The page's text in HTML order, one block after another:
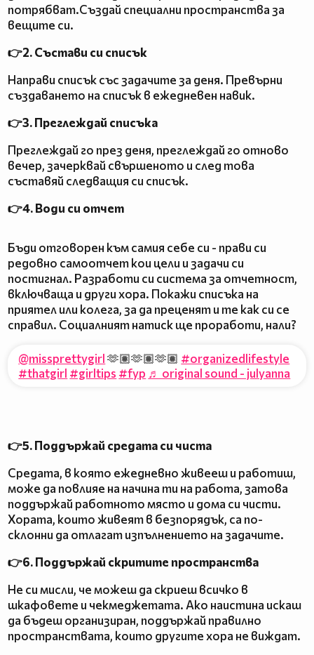
потрябват.Създай специални пространства за
вещите си.
👉2. Състави си списък
Направи списък със задачите за деня. Превърни
създаването на списък в ежедневен навик.
👉3. Преглеждай списъка
Преглеждай го през деня, преглеждай го отново
вечер, зачерквай свършеното и след това
съставяй следващия си списък.
👉4. Води си отчет
Бъди отговорен към самия себе си - прави си
редовно самоотчет кои цели и задачи си
постигнал. Разработи си система за отчетност,
включваща и други хора. Покажи списъка на
приятел или колега, за да преценят и те как си се
справил. Социалният натиск ще проработи, нали?
@missprettygirl🫶🏽🫶🏽🫶🏽 #organizedlifestyle
#thatgirl #girltips #fyp ♬ original sound - julyanna
👉5. Поддържай средата си чиста
Средата, в която ежедневно живееш и работиш,
може да повлияе на начина ти на работа, затова
поддържай работното място и дома си чисти.
Хората, които живеят в безпорядък, са по-
склонни да отлагат изпълнението на задачите.
👉6. Поддържай скритите пространства
Не си мисли, че можеш да скриеш всичко в
шкафовете и чекмеджетата. Ако наистина искаш
да бъдеш организиран, поддържай правилно
пространствата, които другите хора не виждат.